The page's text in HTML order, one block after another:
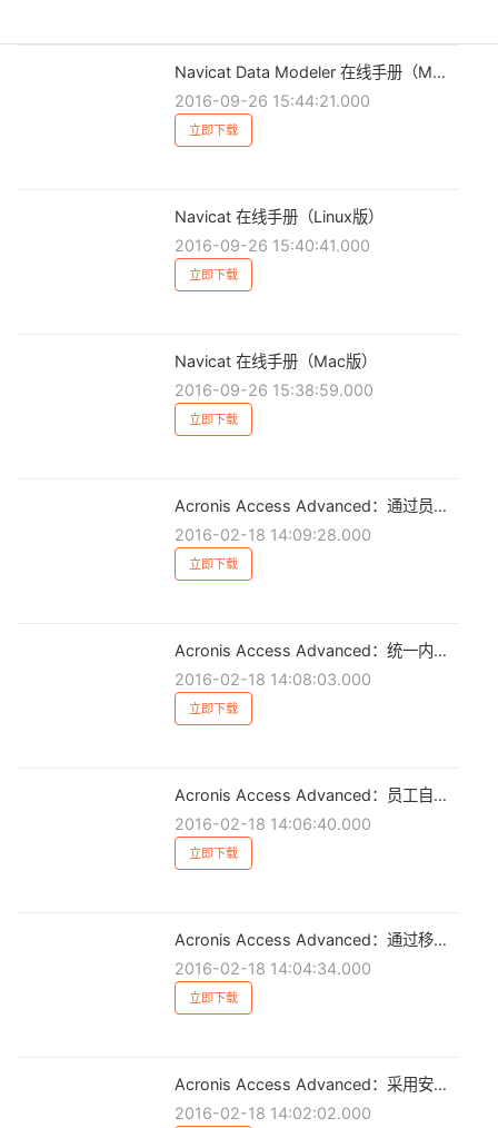
Navicat Data Modeler 在线手册（Mac版）
2016-09-26 15:44:21.000
立即下载
Navicat 在线手册（Linux版）
2016-09-26 15:40:41.000
立即下载
Navicat 在线手册（Mac版）
2016-09-26 15:38:59.000
立即下载
Acronis Access Advanced：通过员工自带设备 (BYOD) 提高员工工作效率
2016-02-18 14:09:28.000
立即下载
Acronis Access Advanced：统一内容和移动设备
2016-02-18 14:08:03.000
立即下载
Acronis Access Advanced：员工自带设备 (BYOD) 准备工作检查表
2016-02-18 14:06:40.000
立即下载
Acronis Access Advanced：通过移动员工提高工作效率
2016-02-18 14:04:34.000
立即下载
Acronis Access Advanced：采用安全 BYOD – 须知
2016-02-18 14:02:02.000